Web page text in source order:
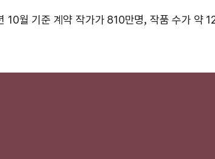
월 기준 계약 작가가 810만명, 작품 수가 약